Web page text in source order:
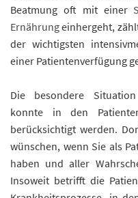
Beatmung oft mit einer
Ernährungeinhergeht,
der wichtigsten
einer Patientenverfügung
Die besondere
konnte in den
berücksichtigt werden.
wünschen, wenn Sie als
haben und aller
Insoweit betrifft die